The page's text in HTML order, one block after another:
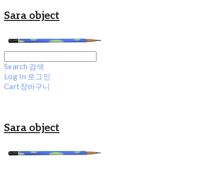
Sara object
Search 검색
Log In 로그인
Cart장바구니
Sara object